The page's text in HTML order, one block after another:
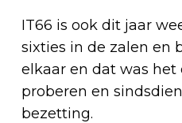
IT66 is ook dit jaar
sixties in de zalen en
elkaar en dat was het
proberen en
bezetting.